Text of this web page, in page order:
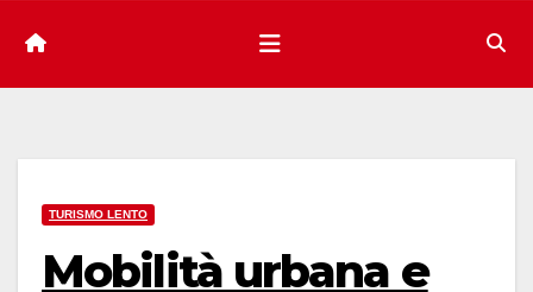
TURISMO LENTO
Mobilità urbana e